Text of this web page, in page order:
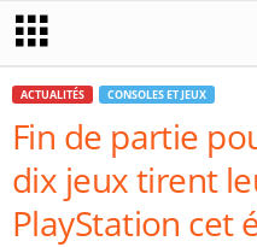
ACTUALITÉS CONSOLES ET JEUX
Fin de partie
dix jeux tirent
PlayStation cet